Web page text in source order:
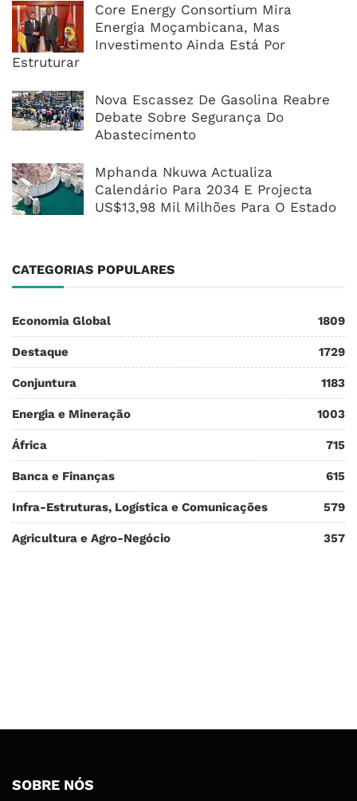
Core Energy Consortium Mira
Energia Moçambicana, Mas
Investimento Ainda Está Por
Estruturar
Nova Escassez De Gasolina Reabre
Debate Sobre Segurança Do
Abastecimento
Mphanda Nkuwa Actualiza
Calendário Para 2034 E Projecta
US$13,98 Mil Milhões Para O Estado
CATEGORIAS POPULARES
Economia Global 1809
Destaque 1729
Conjuntura 1183
Energia e Mineração 1003
África 715
Banca e Finanças 615
Infra-Estruturas, Logística e Comunicações 579
Agricultura e Agro-Negócio 357
SOBRE NÓS